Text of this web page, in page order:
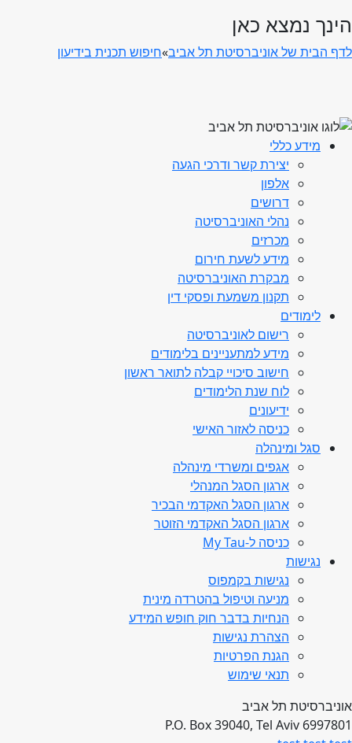
הינך נמצא כאן
לדף הבית של אוניברסיטת תל אביב»חיפוש תכנית בידיעון
מידע כללי
יצירת קשר ודרכי הגעה
אלפון
דרושים
נהלי האוניברסיטה
מכרזים
מידע לשעת חירום
מבקרת האוניברסיטה
תקנון משמעת ופסקי דין
לימודים
רישום לאוניברסיטה
מידע למתעניינים בלימודים
חישוב סיכויי קבלה לתואר ראשון
לוח שנת הלימודים
ידיעונים
כניסה לאזור האישי
סגל ומינהלה
אגפים ומשרדי מינהלה
ארגון הסגל המנהלי
ארגון הסגל האקדמי הבכיר
ארגון הסגל האקדמי הזוטר
כניסה ל-My Tau
נגישות
נגישות בקמפוס
מניעה וטיפול בהטרדה מינית
הנחיות בדבר חוק חופש המידע
הצהרת נגישות
הגנת הפרטיות
תנאי שימוש
אוניברסיטת תל אביב
P.O. Box 39040, Tel Aviv 6997801